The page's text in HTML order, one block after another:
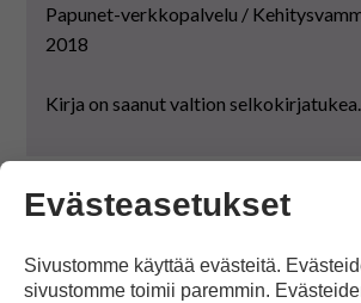
Papunet-verkkopalvelu /
2018
Kirja on saanut valtion selkokirjatukea.
VERKKOKIRJA
Sivu päivitetty: 2.1.2025
Evästeasetukset
Sivustomme käyttää evästeitä.
sivustomme toimii paremmin.